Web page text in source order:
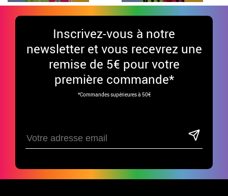
Inscrivez-vous à notre
newsletter et vous recevrez une
remise de 5€ pour votre
première commande*
*Commandes supérieures à 50€